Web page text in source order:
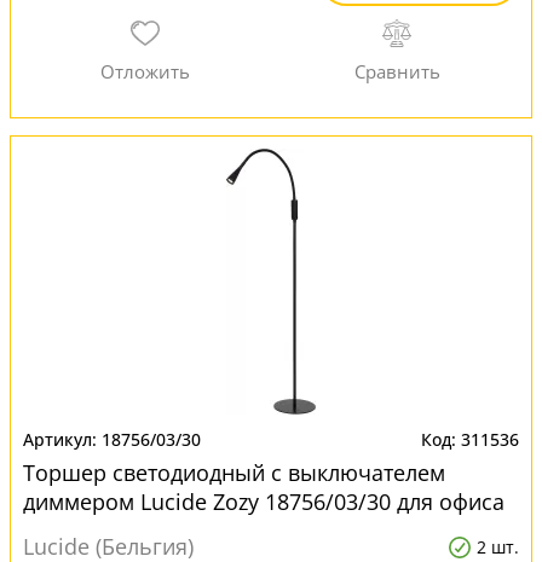
18756/03/30 311536
Торшер светодиодный с выключателем
диммером Lucide Zozy 18756/03/30 для офиса
Lucide (Бельгия)
2 шт.